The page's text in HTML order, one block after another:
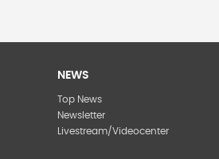
NEWS
Top News
Newsletter
Livestream/Videocenter